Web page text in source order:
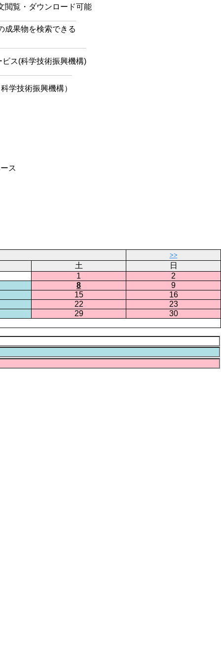
閲覧・ダウンロード可能
成果物を検索できる
ス(科学技術振興機構)
学技術振興機構）
ス
>>
土
日
1
2
8
9
15
16
22
23
29
30